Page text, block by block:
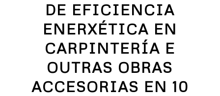
DE EFICIENCIA
ENERXÉTICA EN
CARPINTERÍA E
OUTRAS OBRAS
ACCESORIAS EN 10